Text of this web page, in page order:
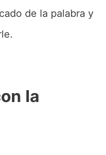
de la palabra y
la